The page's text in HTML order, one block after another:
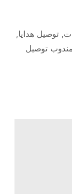
,توصيل هدايا,
مندوب توصيل